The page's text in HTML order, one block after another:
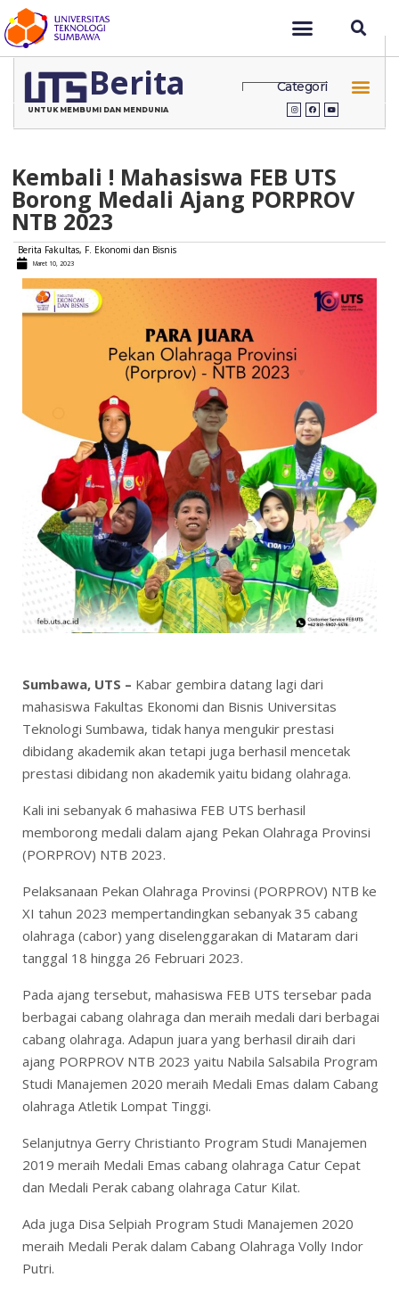
Berita Categori
UNTUK MEMBUMI DAN MENDUNIA
Kembali ! Mahasiswa FEB UTS
Borong Medali Ajang PORPROV
NTB 2023
Berita Fakultas, F. Ekonomi dan Bisnis
Maret 10, 2023
Sumbawa, UTS – Kabar gembira datang lagi dari
mahasiswa Fakultas Ekonomi dan Bisnis Universitas
Teknologi Sumbawa, tidak hanya mengukir prestasi
dibidang akademik akan tetapi juga berhasil mencetak
prestasi dibidang non akademik yaitu bidang olahraga.
Kali ini sebanyak 6 mahasiwa FEB UTS berhasil
memborong medali dalam ajang Pekan Olahraga Provinsi
(PORPROV) NTB 2023.
Pelaksanaan Pekan Olahraga Provinsi (PORPROV) NTB ke
XI tahun 2023 mempertandingkan sebanyak 35 cabang
olahraga (cabor) yang diselenggarakan di Mataram dari
tanggal 18 hingga 26 Februari 2023.
Pada ajang tersebut, mahasiswa FEB UTS tersebar pada
berbagai cabang olahraga dan meraih medali dari berbagai
cabang olahraga. Adapun juara yang berhasil diraih dari
ajang PORPROV NTB 2023 yaitu Nabila Salsabila Program
Studi Manajemen 2020 meraih Medali Emas dalam Cabang
olahraga Atletik Lompat Tinggi.
Selanjutnya Gerry Christianto Program Studi Manajemen
2019 meraih Medali Emas cabang olahraga Catur Cepat
dan Medali Perak cabang olahraga Catur Kilat.
Ada juga Disa Selpiah Program Studi Manajemen 2020
meraih Medali Perak dalam Cabang Olahraga Volly Indor
Putri.